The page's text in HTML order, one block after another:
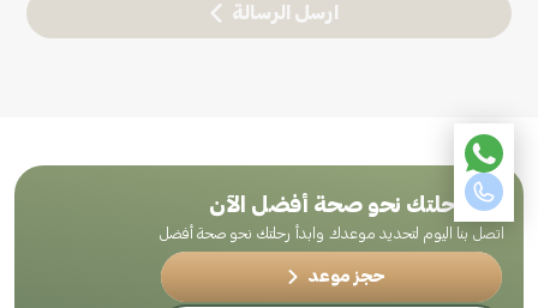
ارسل الرسالة
ابدأ رحلتك نحو صحة أفضل الآن
اتصل بنا اليوم لتحديد موعدك وابدأ رحلتك نحو صحة أفضل
حجز موعد